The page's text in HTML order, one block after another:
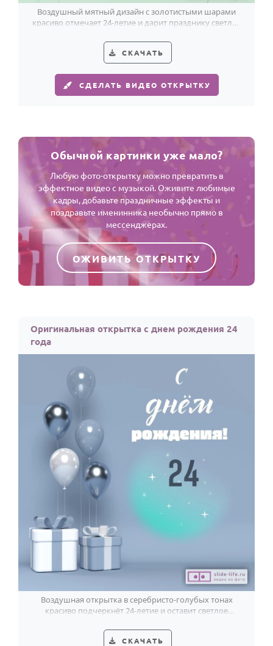
Воздушный мятный дизайн с золотистыми шарами
красиво отмечает 24-летие и дарит празднику светлое
СКАЧАТЬ
СДЕЛАТЬ ВИДЕО ОТКРЫТКУ
Обычной картинки уже мало?
Любую фото-открытку можно превратить в
эффектное видео с музыкой. Оживите любимые
кадры, добавьте праздничные эффекты и
поздравьте именинника необычно прямо в
мессенджерах.
ОЖИВИТЬ ОТКРЫТКУ
Оригинальная открытка с днем рождения 24
года
Воздушная открытка в серебристо-голубых тонах
красиво подчеркнёт 24-летие и оставит светлое
СКАЧАТЬ